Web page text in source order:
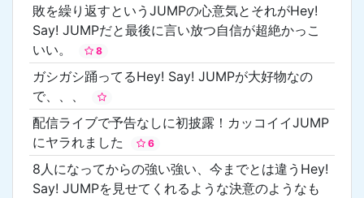
敗を繰り返すというJUMPの心意気とそれがHey!
Say! JUMPだと最後に言い放つ自信が超絶かっこ
いい。
8
ガシガシ踊ってるHey! Say! JUMPが大好物なの
で、、、
配信ライブで予告なしに初披露！カッコイイJUMP
にヤラれました
6
8人になってからの強い強い、今までとは違うHey!
Say! JUMPを見せてくれるような決意のようなも